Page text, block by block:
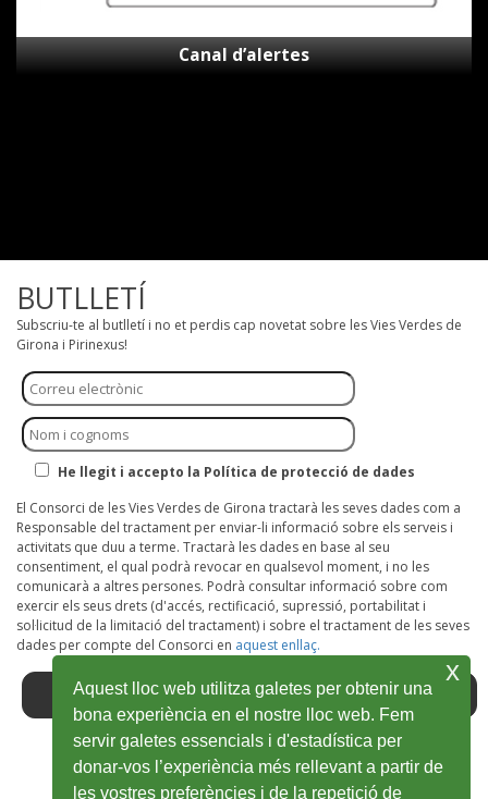
Canal d’alertes
BUTLLETÍ
Subscriu-te al butlletí i no et perdis cap novetat sobre les Vies Verdes de
Girona i Pirinexus!
He llegit i accepto la Política de protecció de dades
El Consorci de les Vies Verdes de Girona tractarà les seves dades com a
Responsable del tractament per enviar-li informació sobre els serveis i
activitats que duu a terme. Tractarà les dades en base al seu
consentiment, el qual podrà revocar en qualsevol moment, i no les
comunicarà a altres persones. Podrà consultar informació sobre com
exercir els seus drets (d'accés, rectificació, supressió, portabilitat i
sol·licitud de la limitació del tractament) i sobre el tractament de les seves
dades per compte del Consorci en aquest enllaç.
Facebook
ObreTwitter
ObreYoutube
ObreInstagram
ObreWikiloc
Obre
Aquest lloc web utilitza galetes per obtenir una
bona experiència en el nostre lloc web. Fem
servir galetes essencials i d'estadística per
donar-vos l’experiència més rellevant a partir de
les vostres preferències i de la repetició de
x